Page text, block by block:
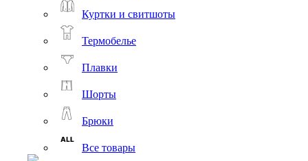
Куртки и свитшоты
Термобелье
Плавки
Шорты
Брюки
Все товары